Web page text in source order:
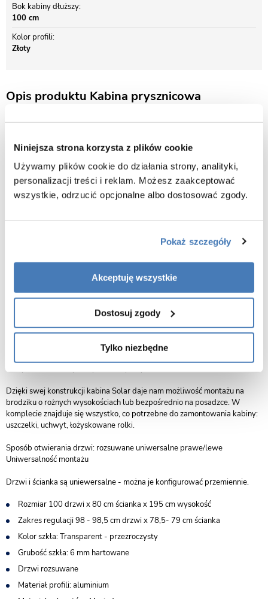
Niniejsza strona korzysta z plików cookie
Używamy plików cookie do działania strony, analityki,
personalizacji treści i reklam. Możesz zaakceptować
wszystkie, odrzucić opcjonalne albo dostosować zgody.
Pokaż szczegóły
Akceptuję wszystkie
Dostosuj zgody
Tylko niezbędne
Bok kabiny dłuższy
100 cm
Kolor profili
Złoty
Opis produktu Kabina prysznicowa
kabiny w nieskazitelnej czystości, bez potrzeby używania szkodliwych
stabilności i bezpieczeństwa użytkowania.
SOLAR. Jest to produkt, który w doskonały sposób wypełni Państwa
przestrzeń łazienkową zachowując nienaganny wygląd i estetykę
wnętrza.Szkło kabiny SOLAR wykonano z wysokogatunkowego
bezpiecznego szkła hartowanego Crystal Clear z laserowo naniesioną
Dzięki elementom wykończeniowym w kolorze złotym nasz produkt jest
niezwykle elegancki, a jednocześnie uniwersalny i z pewnością wpasuje
Dzięki swej konstrukcji kabina Solar daje nam możliwość montażu na
brodziku o rożnych wysokościach lub bezpośrednio na posadzce. W
komplecie znajduje się wszystko, co potrzebne do zamontowania kabiny:
uszczelki, uchwyt, łożyskowane rolki.
Sposób otwierania drzwi: rozsuwane uniwersalne prawe/lewe
Uniwersalność montażu
Drzwi i ścianka są uniewersalne - można je konfigurować przemiennie.
Rozmiar 100 drzwi x 80 cm ścianka x 195 cm wysokość
Zakres regulacji 98 - 98,5 cm drzwi x 78,5- 79 cm ścianka
Kolor szkła: Transparent - przezroczysty
Grubość szkła: 6 mm hartowane
Drzwi rozsuwane
Materiał profili: aluminium